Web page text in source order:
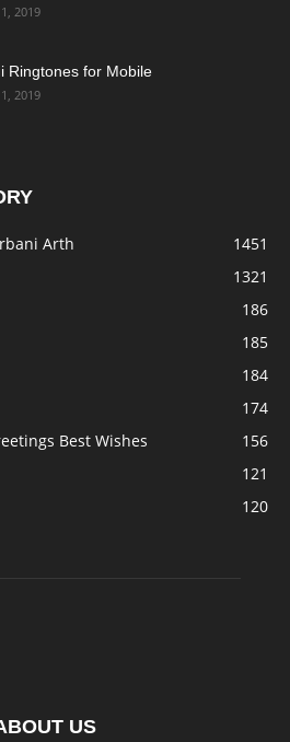
2019
Ringtones for Mobile
2019
Arth
1451
1321
186
185
184
174
Best Wishes
156
121
120
US